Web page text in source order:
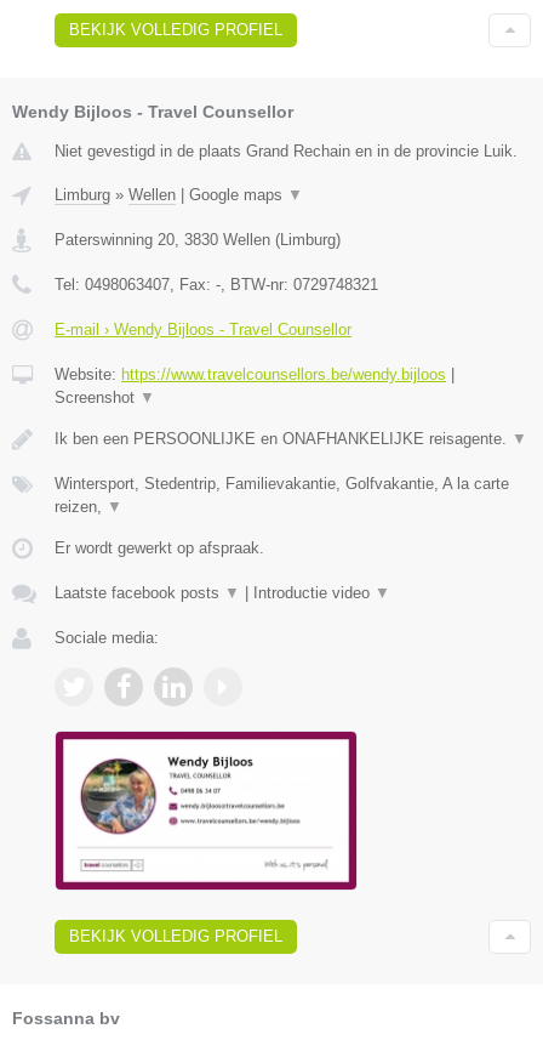
BEKIJK VOLLEDIG PROFIEL
Wendy Bijloos - Travel Counsellor
Niet gevestigd in de plaats Grand Rechain en in de provincie Luik.
Limburg » Wellen Google maps ▼
Paterswinning 20 3830 Wellen ( Limburg)
Tel: 0498063407 , Fax: - , BTW-nr: 0729748321
E-mail › Wendy Bijloos - Travel Counsellor
Website: https://www.travelcounsellors.be/wendy.bijloos
Screenshot ▼
Ik ben een PERSOONLIJKE en ONAFHANKELIJKE reisagente. ▼
Wintersport, Stedentrip, Familievakantie, Golfvakantie, A la carte
reizen,
▼
Er wordt gewerkt op afspraak.
Laatste facebook posts ▼ Introductie video ▼
Sociale media:
BEKIJK VOLLEDIG PROFIEL
Fossanna bv